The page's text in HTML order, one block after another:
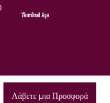
Λάβετε μια Προσφορά